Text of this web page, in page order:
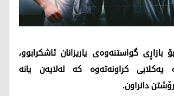
بازاڕی گواستنەوەی یاریزانان ئاشکرابوو،
یەکلایی کراونەتەوە کە لەلایەن یانە
دانراون.